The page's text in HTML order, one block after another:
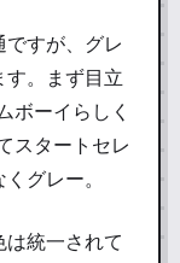
ですが、グレ
す。まず目立
ボーイらしく
スタートセレ
グレー。
は統一されて